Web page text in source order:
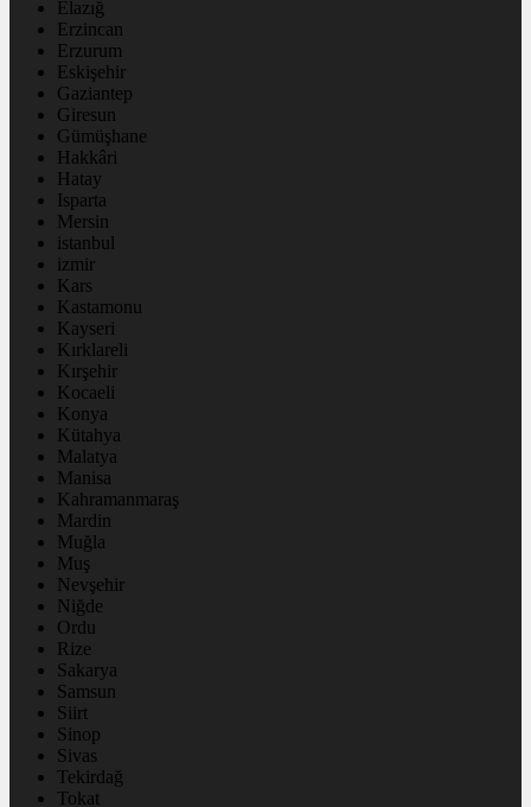
Elazığ
Erzincan
Erzurum
Eskişehir
Gaziantep
Giresun
Gümüşhane
Hakkâri
Hatay
Isparta
Mersin
istanbul
izmir
Kars
Kastamonu
Kayseri
Kırklareli
Kırşehir
Kocaeli
Konya
Kütahya
Malatya
Manisa
Kahramanmaraş
Mardin
Muğla
Muş
Nevşehir
Niğde
Ordu
Rize
Sakarya
Samsun
Siirt
Sinop
Sivas
Tekirdağ
Tokat